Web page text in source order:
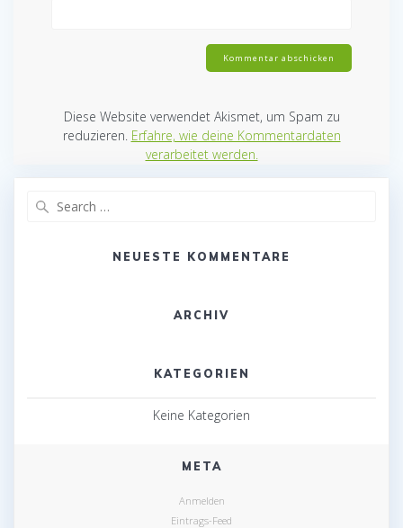
Diese Website verwendet Akismet, um Spam zu
reduzieren. Erfahre, wie deine Kommentardaten
verarbeitet werden.
NEUESTE KOMMENTARE
ARCHIV
KATEGORIEN
Keine Kategorien
META
Anmelden
Eintrags-Feed